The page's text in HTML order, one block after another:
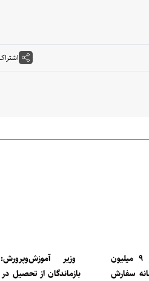
ثبت‌نام بیش از ۹ میلیون
سفارش
وزیر
بازماندگان از تحصیل در